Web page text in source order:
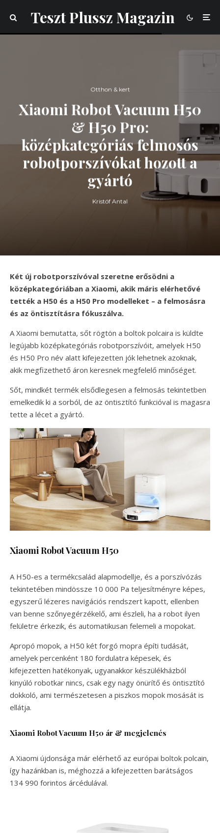
Teszt Plussz Magazin
Otthon & kert
Xiaomi Robot Vacuum H50
& H50 Pro:
középkategóriás felmosós
robotporszívókat hozott a
gyártó
Kristóf Antal
Két új robotporszívóval szeretne erősödni a
középkategóriában a Xiaomi, akik máris elérhetővé
tették a H50 és a H50 Pro modelleket – a felmosásra
és az öntisztításra fókuszálva.
A Xiaomi bemutatta, sőt rögtön a boltok polcaira is küldte
legújabb középkategóriás robotporszívóit, amelyek H50
és H50 Pro név alatt kifejezetten jók lehetnek azoknak,
akik megfizethető áron keresnek megfelelő minőséget.
Sőt, mindkét termék elsődlegesen a felmosás tekintetben
emelkedik ki a sorból, de az öntisztító funkcióval is magasra
tette a lécet a gyártó.
Xiaomi Robot Vacuum H50
A H50-es a termékcsalád alapmodellje, és a porszívózás
tekintetében mindössze 10 000 Pa teljesítményre képes,
egyszerű lézeres navigációs rendszert kapott, ellenben
van benne szőnyegérzékelő, ami észleli, ha a robot ilyen
felületre érkezik, és automatikusan felemeli a mopokat.
Apropó mopok, a H50 két forgó mopra építi tudását,
amelyek percenként 180 fordulatra képesek, és
kifejezetten hatékonyak, ugyanakkor készülékházból
kinyúló robotkar nincs, csak egy nagy önürítő és öntisztító
dokkoló, ami természetesen a piszkos mopok mosását is
ellátja.
Xiaomi Robot Vacuum H50 ár & megjelenés
A Xiaomi újdonsága már elérhető az európai boltok polcain,
így hazánkban is, méghozzá a kifejezetten barátságos
134 990 forintos árcédulával.